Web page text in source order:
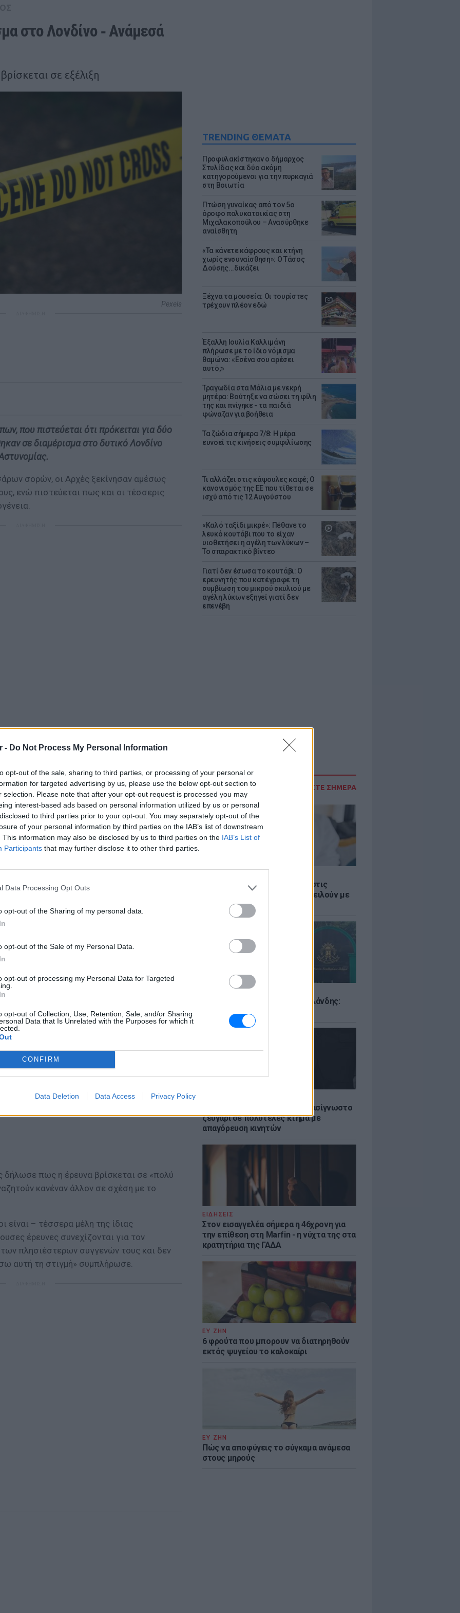
- Do Not Process My Personal Information
opt-out of the sale, sharing to third parties, or processing of your personal or
for targeted advertising by us, please use the below opt-out section to
selection. Please note that after your opt-out request is processed you may
interest-based ads based on personal information utilized by us or personal
to third parties prior to your opt-out. You may separately opt-out of the
of your personal information by third parties on the IAB’s list of downstream
This information may also be disclosed by us to third parties on the IAB’s List of
Participants that may further disclose it to other third parties.
Data Processing Opt Outs
opt-out of the Sharing of my personal data.
opt-out of the Sale of my Personal Data.
opt-out of processing my Personal Data for Targeted
opt-out of Collection, Use, Retention, Sale, and/or Sharing
Data that Is Unrelated with the Purposes for which it
CONFIRM
Data Deletion Data Access Privacy Policy
TRENDING ΘΕΜΑΤΑ
Προφυλακίστηκαν ο δήμαρχος
Στυλίδας και δύο ακόμη
κατηγορούμενοι για την πυρκαγιά
στη Βοιωτία
Πτώση γυναίκας από τον 5ο
όροφο πολυκατοικίας στη
Μιχαλακοπούλου – Ανασύρθηκε
αναίσθητη
«Τα κάνετε κάφρους και κτήνη
χωρίς ενσυναίσθηση»: Ο Τάσος
Δούσης...δικάζει
Ξέχνα τα μουσεία: Οι τουρίστες
τρέχουν πλέον εδώ
Έξαλλη Ιουλία Καλλιμάνη
πλήρωσε με το ίδιο νόμισμα
θαμώνα: «Εσένα σου αρέσει
αυτό;»
Τραγωδία στα Μάλια με νεκρή
μητέρα: Βούτηξε να σώσει τη φίλη
της και πνίγηκε - τα παιδιά
φώναζαν για βοήθεια
Τα ζώδια σήμερα 7/8: Η μέρα
ευνοεί τις κινήσεις συμφιλίωσης
Τι αλλάζει στις κάψουλες καφέ; Ο
κανονισμός της ΕΕ που τίθεται σε
ισχύ από τις 12 Αυγούστου
«Καλό ταξίδι μικρέ»: Πέθανε το
λευκό κουτάβι που το είχαν
υιοθετήσει η αγέλη των λύκων –
Το σπαρακτικό βίντεο
Γιατί δεν έσωσα το κουτάβι: Ο
ερευνητής που κατέγραφε τη
συμβίωση του μικρού σκυλιού με
αγέλη λύκων εξηγεί γιατί δεν
επενέβη
ΔΙΑΒΑΣΤΕ ΣΗΜΕΡΑ
Γονικές παροχές: Οι παγίδες στις
μεταφορές χρημάτων που απειλούν με
ΕΙΔΗΣΕΙΣ
Μακελειό σε σχολείο της Ταϊλάνδης:
Μαθητής άνοιξε πυρ
Μυστική γαμήλια γιορτή για πασίγνωστο
ζευγάρι σε πολυτελές κτήμα με
απαγόρευση κινητών
ΕΙΔΗΣΕΙΣ
Στον εισαγγελέα σήμερα η 46χρονη για
την επίθεση στη Marfin - η νύχτα της στα
κρατητήρια της ΓΑΔΑ
ΕΥ ΖΗΝ
6 φρούτα που μπορουν να διατηρηθούν
εκτός ψυγείου το καλοκαίρι
ΕΥ ΖΗΝ
Πώς να αποφύγεις το σύγκαμα ανάμεσα
στους μηρούς
στο Λονδίνο ‑ Ανάμεσά
σε εξέλιξη
Pexels
που πιστεύεται ότι πρόκειται για δύο
σε διαμέρισμα στο δυτικό Λονδίνο
σορών, οι Αρχές ξεκίνησαν αμέσως
ενώ πιστεύεται πως και οι τέσσερις
πως ήταν περίπου 30 ετών, και τα
έπειτα από κλήση των γειτόνων,
για την κατάσταση των ενοίκων.
ΔΙΑΦΗΜΙΣΗ
δήλωσε πως η έρευνα βρίσκεται σε «πολύ
κανέναν άλλον σε σχέση με το
είναι – τέσσερα μέλη της ίδιας
έρευνες συνεχίζονται για τον
πλησιέστερων συγγενών τους και δεν
αυτή τη στιγμή» συμπλήρωσε.